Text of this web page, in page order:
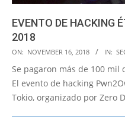
EVENTO DE HACKING
2018
2018-
11-
16
ON: NOVEMBER 16, 2018 IN:
Se pagaron más de 100 mil
El evento de hacking
Tokio, organizado por Zero